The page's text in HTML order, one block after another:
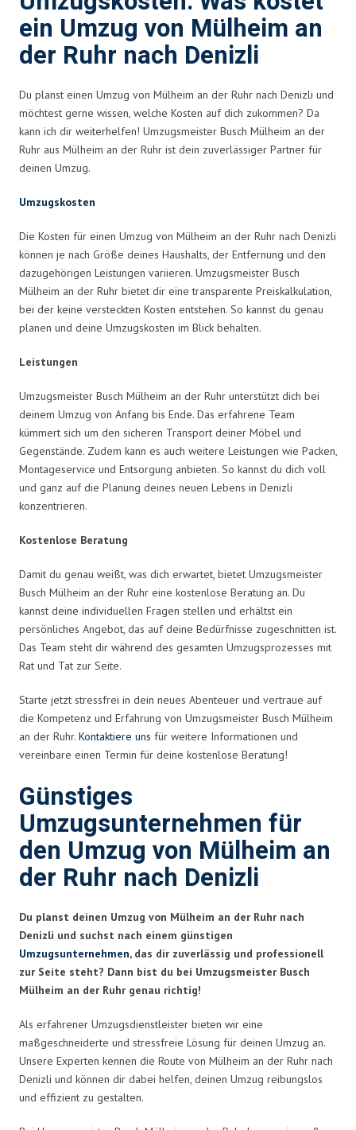
ein Umzug von Mülheim an
der Ruhr nach Denizli
Du planst einen Umzug von Mülheim an der Ruhr nach Denizli und
möchtest gerne wissen, welche Kosten auf dich zukommen? Da
kann ich dir weiterhelfen! Umzugsmeister Busch Mülheim an der
Ruhr aus Mülheim an der Ruhr ist dein zuverlässiger Partner für
deinen Umzug.
Umzugskosten
Die Kosten für einen Umzug von Mülheim an der Ruhr nach Denizli
können je nach Größe deines Haushalts, der Entfernung und den
dazugehörigen Leistungen variieren. Umzugsmeister Busch
Mülheim an der Ruhr bietet dir eine transparente Preiskalkulation,
bei der keine versteckten Kosten entstehen. So kannst du genau
planen und deine Umzugskosten im Blick behalten.
Leistungen
Umzugsmeister Busch Mülheim an der Ruhr unterstützt dich bei
deinem Umzug von Anfang bis Ende. Das erfahrene Team
kümmert sich um den sicheren Transport deiner Möbel und
Gegenstände. Zudem kann es auch weitere Leistungen wie Packen,
Montageservice und Entsorgung anbieten. So kannst du dich voll
und ganz auf die Planung deines neuen Lebens in Denizli
konzentrieren.
Kostenlose Beratung
Damit du genau weißt, was dich erwartet, bietet Umzugsmeister
Busch Mülheim an der Ruhr eine kostenlose Beratung an. Du
kannst deine individuellen Fragen stellen und erhältst ein
persönliches Angebot, das auf deine Bedürfnisse zugeschnitten ist.
Das Team steht dir während des gesamten Umzugsprozesses mit
Rat und Tat zur Seite.
Starte jetzt stressfrei in dein neues Abenteuer und vertraue auf
die Kompetenz und Erfahrung von Umzugsmeister Busch Mülheim
an der Ruhr. Kontaktiere uns für weitere Informationen und
vereinbare einen Termin für deine kostenlose Beratung!
Günstiges
Umzugsunternehmen für
den Umzug von Mülheim an
der Ruhr nach Denizli
Du planst deinen Umzug von Mülheim an der Ruhr nach
Denizli und suchst nach einem günstigen
Umzugsunternehmen, das dir zuverlässig und professionell
zur Seite steht? Dann bist du bei Umzugsmeister Busch
Mülheim an der Ruhr genau richtig!
Als erfahrener Umzugsdienstleister bieten wir eine
maßgeschneiderte und stressfreie Lösung für deinen Umzug an.
Unsere Experten kennen die Route von Mülheim an der Ruhr nach
Denizli und können dir dabei helfen, deinen Umzug reibungslos
und effizient zu gestalten.